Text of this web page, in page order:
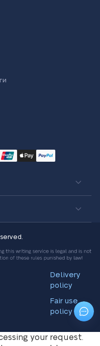
Delivery
policy
Fair use
policy
your request.